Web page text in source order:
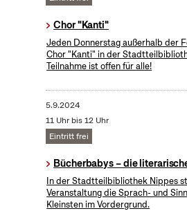
Chor "Kanti"
Jeden Donnerstag außerhalb der
Chor "Kanti" in der
Teilnahme ist offen für alle!
5.9.2024
11 Uhr bis 12 Uhr
Eintritt frei
Bücherbabys – die
In der Stadtteilbibliothek Nippes
Veranstaltung die Sprach- und
Kleinsten im Vordergrund.